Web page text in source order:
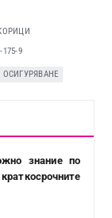
175-9
знание по